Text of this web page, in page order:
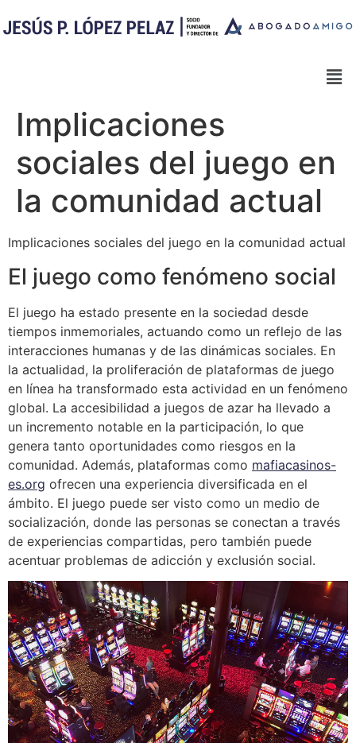
Implicaciones
sociales del juego en
la comunidad actual
Implicaciones sociales del juego en la comunidad actual
El juego como fenómeno social
El juego ha estado presente en la sociedad desde
tiempos inmemoriales, actuando como un reflejo de las
interacciones humanas y de las dinámicas sociales. En
la actualidad, la proliferación de plataformas de juego
en línea ha transformado esta actividad en un fenómeno
global. La accesibilidad a juegos de azar ha llevado a
un incremento notable en la participación, lo que
genera tanto oportunidades como riesgos en la
comunidad. Además, plataformas como mafiacasinos-
es.org ofrecen una experiencia diversificada en el
ámbito. El juego puede ser visto como un medio de
socialización, donde las personas se conectan a través
de experiencias compartidas, pero también puede
acentuar problemas de adicción y exclusión social.